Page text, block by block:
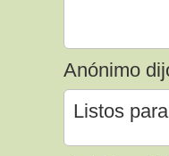
Anónimo
Listos